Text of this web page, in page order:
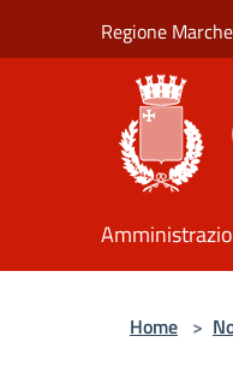
Regione Marche
Home >